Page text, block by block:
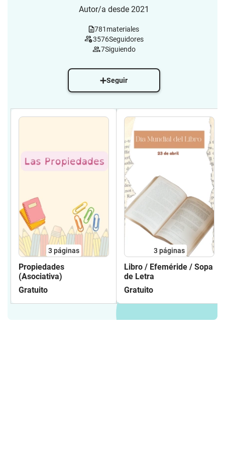
Autor/a desde 2021
781 materiales
3576Seguidores
7Siguiendo
Seguir
3 páginas
Propiedades
(Asociativa)
Gratuito
3 páginas
Libro / Efeméride / Sopa
de Letra
Gratuito